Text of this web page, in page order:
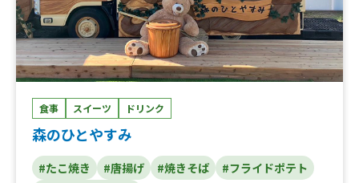
食事 スイーツ ドリンク
森のひとやすみ
#たこ焼き #唐揚げ #焼きそば
#フライドポテト